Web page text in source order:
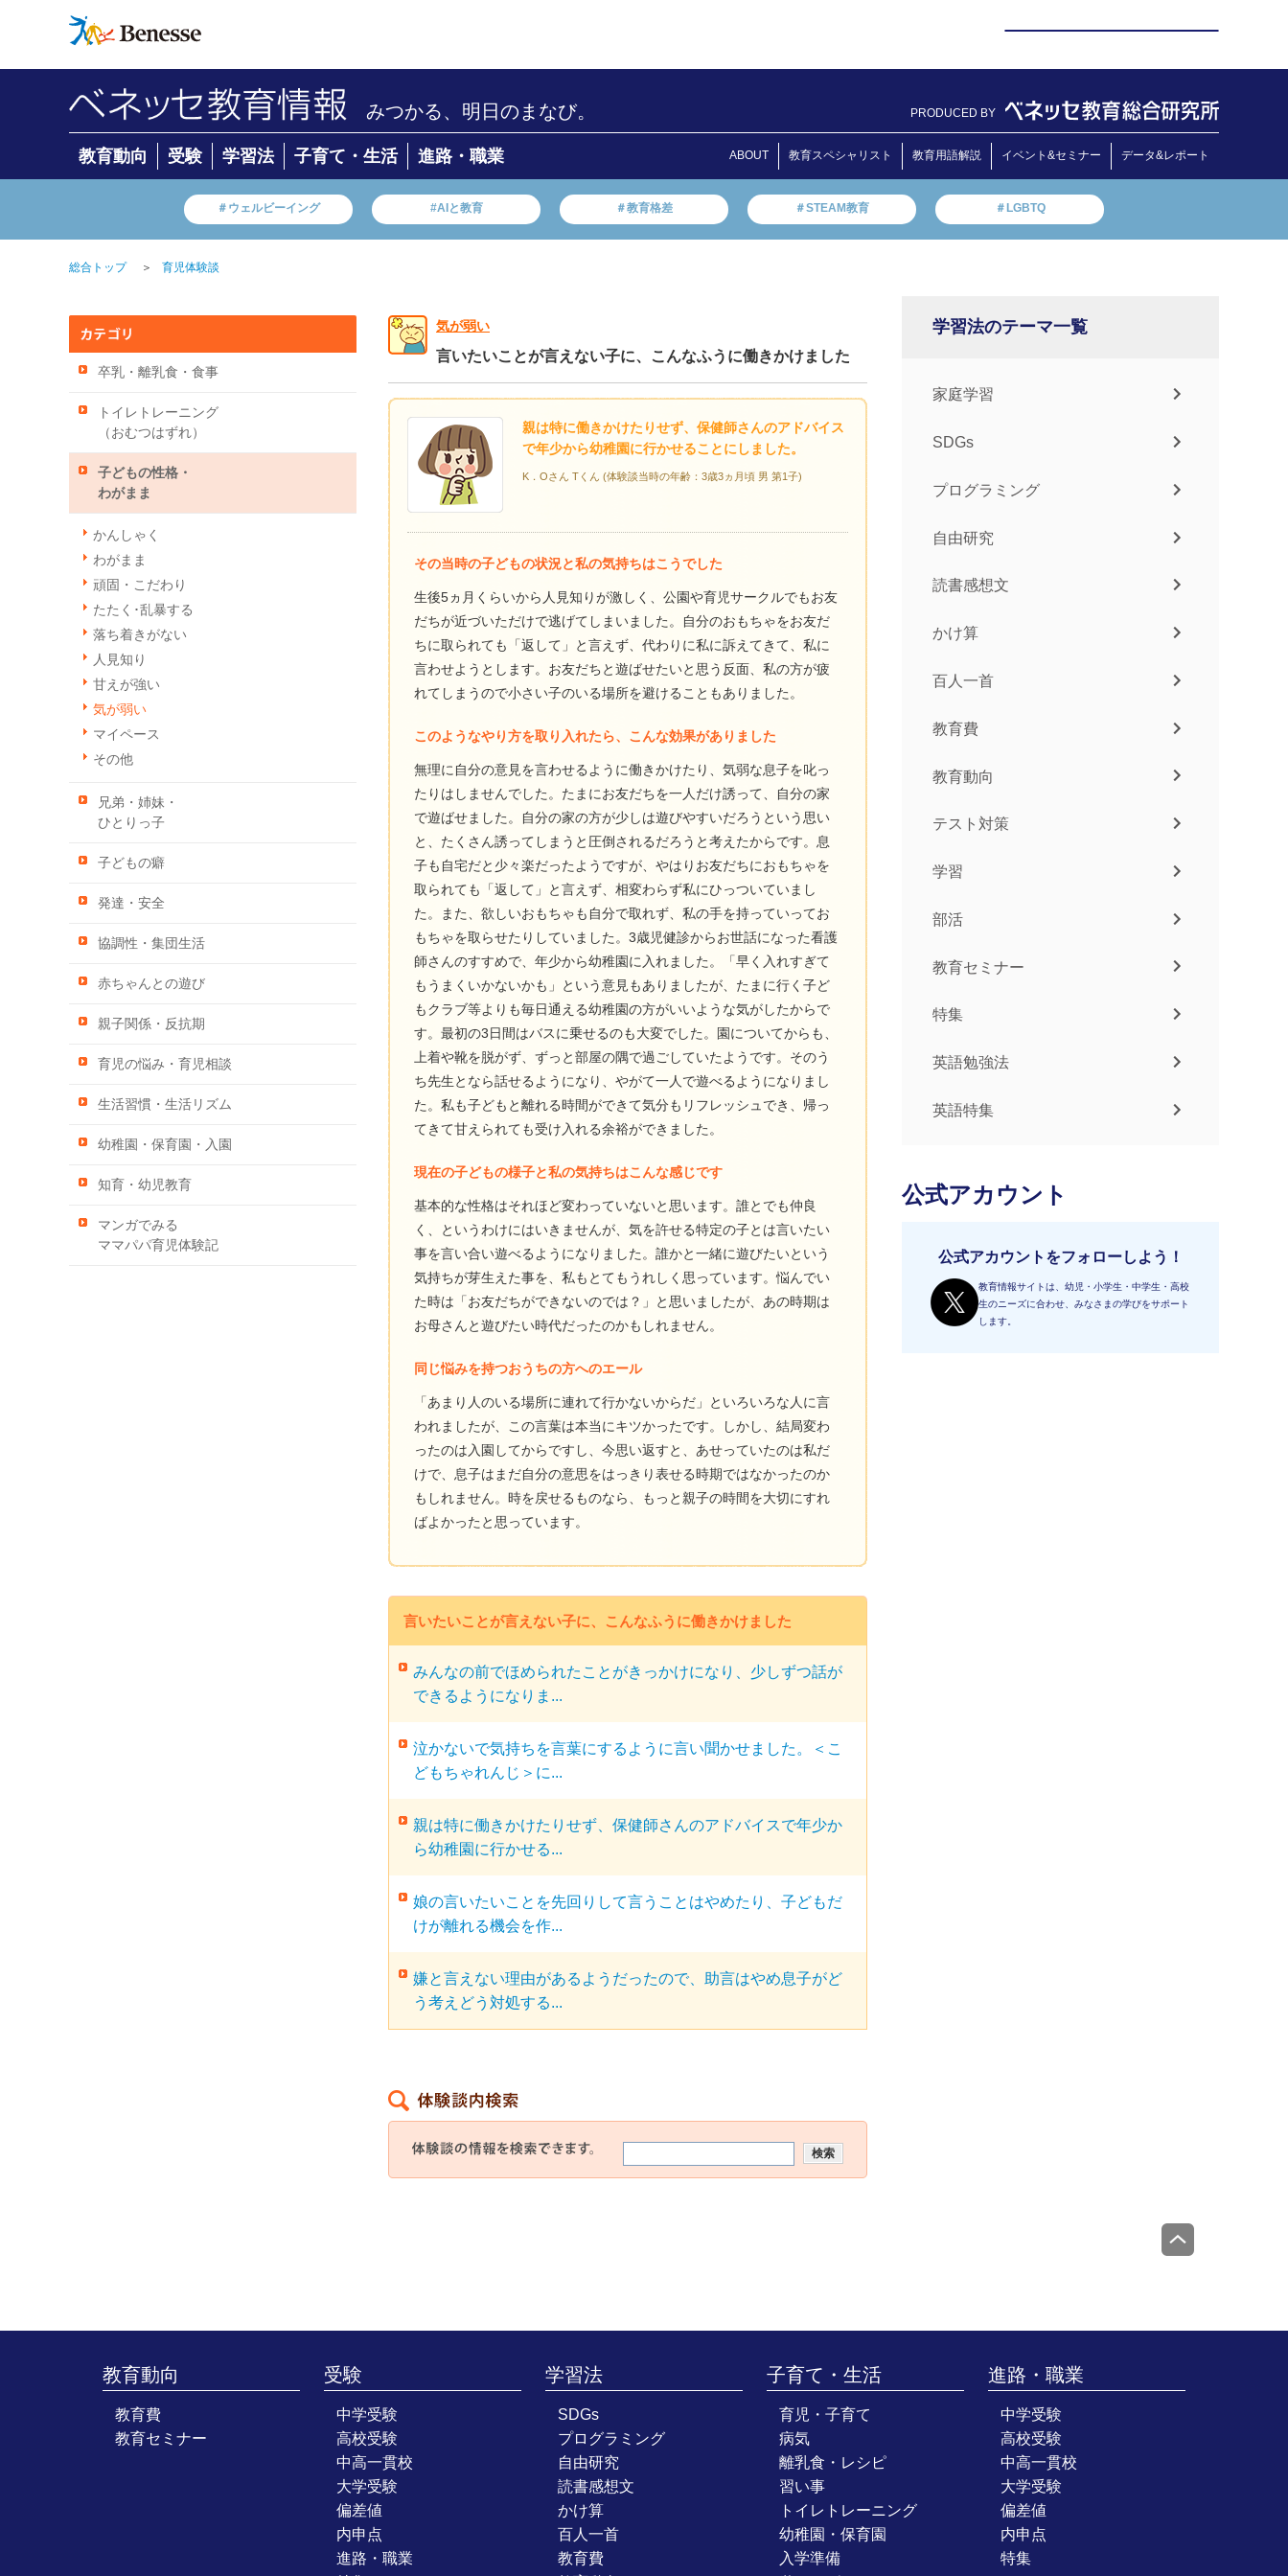
みつかる、明日のまなび。 PRODUCED BY
教育動向 受験 学習法 子育て・生活 進路・職業 ABOUT 教育スペシャリスト 教育用語解説 イベント&セミナー データ&レポート
＃ウェルビーイング #AIと教育 ＃教育格差 ＃STEAM教育 ＃LGBTQ
総合トップ ＞ 育児体験談
卒乳・離乳食・食事
トイレトレーニング
（おむつはずれ）
子どもの性格・
わがまま
かんしゃく
わがまま
頑固・こだわり
たたく･乱暴する
落ち着きがない
人見知り
甘えが強い
気が弱い
マイペース
その他
兄弟・姉妹・
ひとりっ子
子どもの癖
発達・安全
協調性・集団生活
赤ちゃんとの遊び
親子関係・反抗期
育児の悩み・育児相談
生活習慣・生活リズム
幼稚園・保育園・入園
知育・幼児教育
マンガでみる
ママパパ育児体験記
気が弱い
言いたいことが言えない子に、こんなふうに働きかけました
親は特に働きかけたりせず、保健師さんのアドバイス
で年少から幼稚園に行かせることにしました。
K．Oさん Tくん (体験談当時の年齢：3歳3ヵ月頃 男 第1子)
その当時の子どもの状況と私の気持ちはこうでした
生後5ヵ月くらいから人見知りが激しく、公園や育児サークルでもお友
だちが近づいただけで逃げてしまいました。自分のおもちゃをお友だ
ちに取られても「返して」と言えず、代わりに私に訴えてきて、私に
言わせようとします。お友だちと遊ばせたいと思う反面、私の方が疲
れてしまうので小さい子のいる場所を避けることもありました。
このようなやり方を取り入れたら、こんな効果がありました
無理に自分の意見を言わせるように働きかけたり、気弱な息子を叱っ
たりはしませんでした。たまにお友だちを一人だけ誘って、自分の家
で遊ばせました。自分の家の方が少しは遊びやすいだろうという思い
と、たくさん誘ってしまうと圧倒されるだろうと考えたからです。息
子も自宅だと少々楽だったようですが、やはりお友だちにおもちゃを
取られても「返して」と言えず、相変わらず私にひっついていまし
た。また、欲しいおもちゃも自分で取れず、私の手を持っていってお
もちゃを取らせたりしていました。3歳児健診からお世話になった看護
師さんのすすめで、年少から幼稚園に入れました。「早く入れすぎて
もうまくいかないかも」という意見もありましたが、たまに行く子ど
もクラブ等よりも毎日通える幼稚園の方がいいような気がしたからで
す。最初の3日間はバスに乗せるのも大変でした。園についてからも、
上着や靴を脱がず、ずっと部屋の隅で過ごしていたようです。そのう
ち先生となら話せるようになり、やがて一人で遊べるようになりまし
た。私も子どもと離れる時間ができて気分もリフレッシュでき、帰っ
てきて甘えられても受け入れる余裕ができました。
現在の子どもの様子と私の気持ちはこんな感じです
基本的な性格はそれほど変わっていないと思います。誰とでも仲良
く、というわけにはいきませんが、気を許せる特定の子とは言いたい
事を言い合い遊べるようになりました。誰かと一緒に遊びたいという
気持ちが芽生えた事を、私もとてもうれしく思っています。悩んでい
た時は「お友だちができないのでは？」と思いましたが、あの時期は
お母さんと遊びたい時代だったのかもしれません。
同じ悩みを持つおうちの方へのエール
「あまり人のいる場所に連れて行かないからだ」といろいろな人に言
われましたが、この言葉は本当にキツかったです。しかし、結局変わ
ったのは入園してからですし、今思い返すと、あせっていたのは私だ
けで、息子はまだ自分の意思をはっきり表せる時期ではなかったのか
もしれません。時を戻せるものなら、もっと親子の時間を大切にすれ
ばよかったと思っています。
言いたいことが言えない子に、こんなふうに働きかけました
みんなの前でほめられたことがきっかけになり、少しずつ話が
できるようになりま...
泣かないで気持ちを言葉にするように言い聞かせました。＜こ
どもちゃれんじ＞に...
親は特に働きかけたりせず、保健師さんのアドバイスで年少か
ら幼稚園に行かせる...
娘の言いたいことを先回りして言うことはやめたり、子どもだ
けが離れる機会を作...
嫌と言えない理由があるようだったので、助言はやめ息子がど
う考えどう対処する...
学習法のテーマ一覧
家庭学習
SDGs
プログラミング
自由研究
読書感想文
かけ算
百人一首
教育費
教育動向
テスト対策
学習
部活
教育セミナー
特集
英語勉強法
英語特集
公式アカウント
公式アカウントをフォローしよう！
教育情報サイトは、幼児・小学生・中学生・高校
生のニーズに合わせ、みなさまの学びをサポート
します。
教育動向
教育費
教育セミナー
受験
中学受験
高校受験
中高一貫校
大学受験
偏差値
内申点
進路・職業
学習法
SDGs
プログラミング
自由研究
読書感想文
かけ算
百人一首
教育費
子育て・生活
育児・子育て
病気
離乳食・レシピ
習い事
トイレトレーニング
幼稚園・保育園
入学準備
進路・職業
中学受験
高校受験
中高一貫校
大学受験
偏差値
内申点
特集